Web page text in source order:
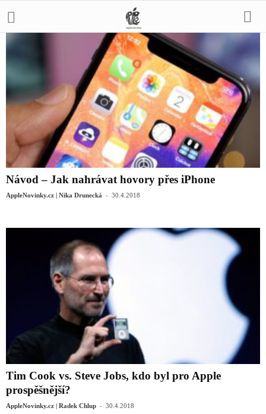
Návod – Jak nahrávat hovory přes iPhone
AppleNovinky.cz | Nika Drunecká - 30.4.2018
Tim Cook vs. Steve Jobs, kdo byl pro Apple
prospěšnější?
AppleNovinky.cz | Radek Chlup - 30.4.2018